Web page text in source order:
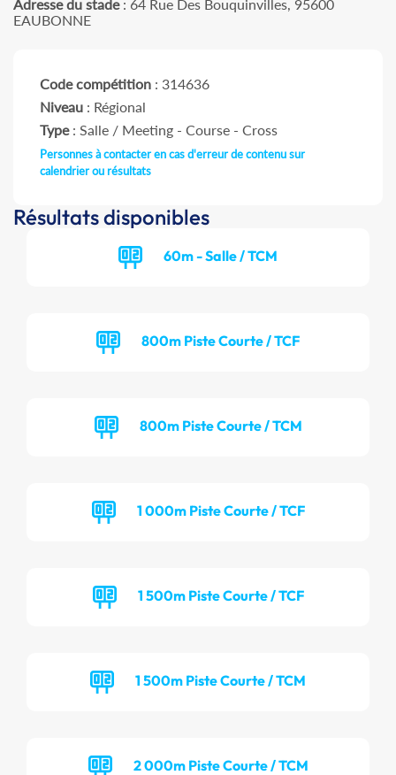
Adresse du stade: 64 Rue Des Bouquinvilles, 95600
EAUBONNE
Code compétition : 314636
Niveau : Régional
Type: Salle / Meeting - Course - Cross
Personnes à contacter en cas d'erreur de contenu sur
calendrier ou résultats
Résultats disponibles
60m - Salle / TCM
800m Piste Courte / TCF
800m Piste Courte / TCM
1 000m Piste Courte / TCF
1 500m Piste Courte / TCF
1 500m Piste Courte / TCM
2 000m Piste Courte / TCM